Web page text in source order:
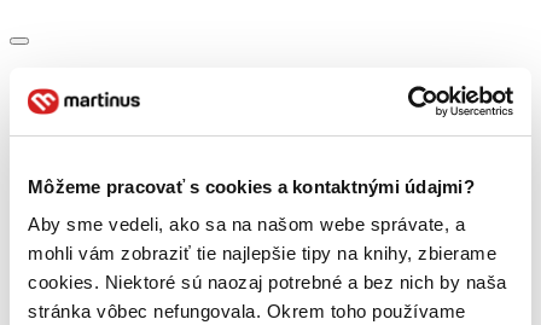
Môžeme pracovať s cookies a kontaktnými údajmi?
Aby sme vedeli, ako sa na našom webe správate, a
mohli vám zobraziť tie najlepšie tipy na knihy, zbierame
cookies. Niektoré sú naozaj potrebné a bez nich by naša
stránka vôbec nefungovala. Okrem toho používame
Bestsellery
Novinky
Najlacnejšie